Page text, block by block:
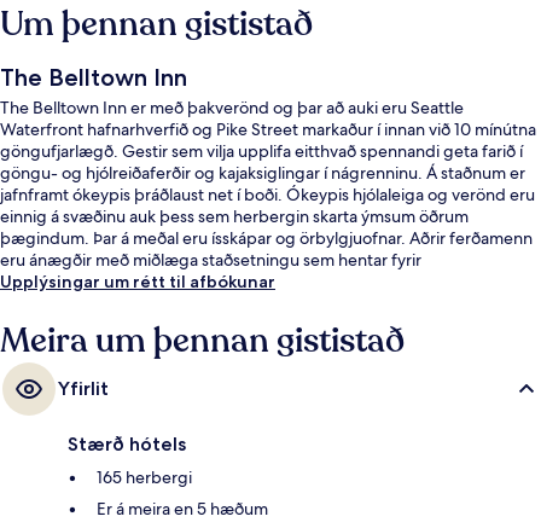
Um þennan gististað
The Belltown Inn
The Belltown Inn er með þakverönd og þar að auki eru Seattle
Waterfront hafnarhverfið og Pike Street markaður í innan við 10 mínútna
göngufjarlægð. Gestir sem vilja upplifa eitthvað spennandi geta farið í
göngu- og hjólreiðaferðir og kajaksiglingar í nágrenninu. Á staðnum er
jafnframt ókeypis þráðlaust net í boði. Ókeypis hjólaleiga og verönd eru
einnig á svæðinu auk þess sem herbergin skarta ýmsum öðrum
þægindum. Þar á meðal eru ísskápar og örbylgjuofnar. Aðrir ferðamenn
eru ánægðir með miðlæga staðsetningu sem hentar fyrir
skoðunarferðirnar sem bjóðast í nágrenninu og líka hve stutt er í
göngufjarlægð og Westlake Denny Wy lestarstöðin er í 9 mínútna
göngufjarlægð.
Upplýsingar um rétt til afbókunar
Meira um þennan gististað
Yfirlit
Stærð hótels
165 herbergi
Er á meira en 5 hæðum